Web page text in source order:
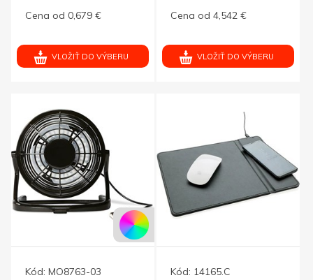
Cena od 0,679 €
VLOŽIŤ DO VÝBERU
Cena od 4,542 €
VLOŽIŤ DO VÝBERU
Kód: MO8763-03 Kód: 14165.C